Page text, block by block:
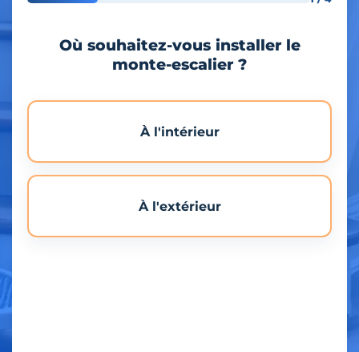
Où souhaitez-vous installer le
monte-escalier ?
À l'intérieur
À l'extérieur